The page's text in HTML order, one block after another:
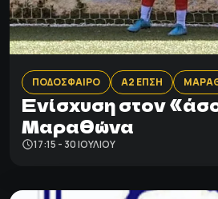
ΠΟΔΟΣΦΑΙΡΟ Α2 ΕΠΣΗ
Ενίσχυση στον
Μαραθώνα
17:15 - 30 ΙΟΥΛΊΟΥ